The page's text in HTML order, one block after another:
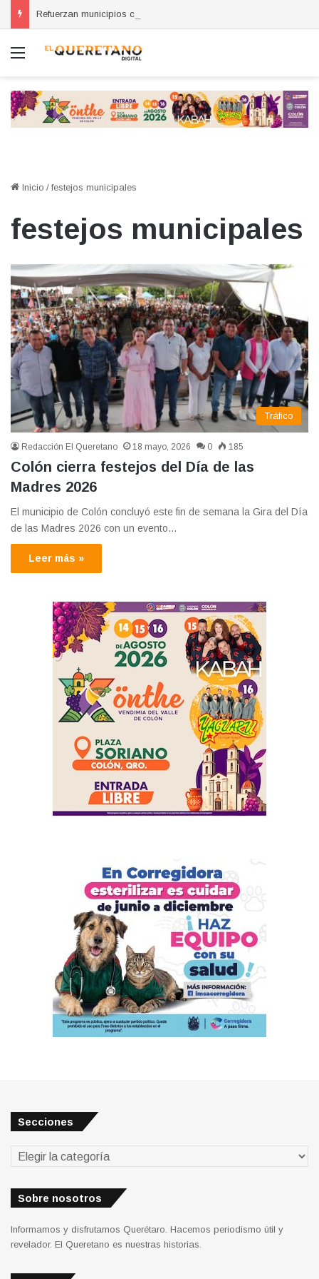
Menú
Inicio / festejos municipales
festejos municipales
Tráfico
Redacción El Queretano 18 mayo, 2026 0 185
Colón cierra festejos del Día de las
Madres 2026
El municipio de Colón concluyó este fin de semana la Gira del Día
de las Madres 2026 con un evento…
Leer más »
Secciones
Secciones
Sobre nosotros
Informamos y disfrutamos Querétaro. Hacemos periodismo útil y
revelador. El Queretano es nuestras historias.